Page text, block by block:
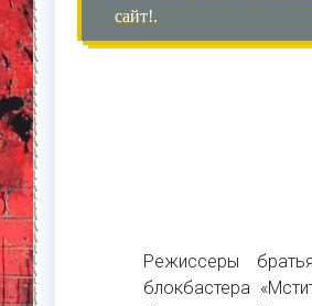
сайт!.
Режиссеры
блокбастера